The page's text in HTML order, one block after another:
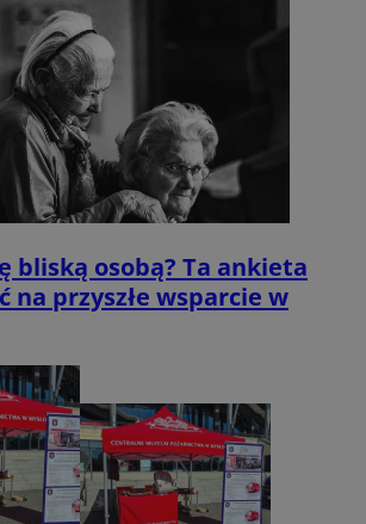
bliską osobą? Ta ankieta
na przyszłe wsparcie w